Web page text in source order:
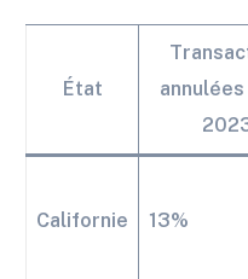
État
annulées
Californie 13%